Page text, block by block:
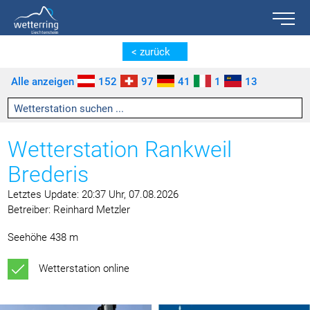
Zum Inhalt springen [AK + 0]
Zum linken senkrechten Seitenmenü springen [AK + 1]
Zum rechten senkrechten Seitenmenü springen [AK + 2]
Zu den Inhalten im Fußbereich springen [AK + 3]
Toggle
< zurück
Alle anzeigen 152 97 41 1 13
Wetterstation Rankweil
Brederis
Letztes Update: 20:37 Uhr, 07.08.2026
Betreiber: Reinhard Metzler
Seehöhe 438 m
Wetterstation online